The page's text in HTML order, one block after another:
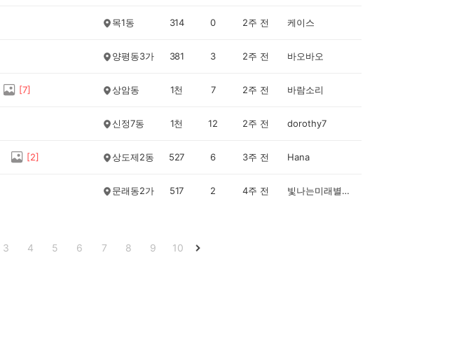
목1동 314 0 2주 전 케이스
양평동3가 381 3 2주 전 바오바오
[7] 상암동 1천 7 2주 전 바람소리
신정7동 1천 12 2주 전 dorothy7
[2] 상도제2동 527 6 3주 전 Hana
문래동2가 517 2 4주 전 빛나는미래별현자
3 4 5 6 7 8 9 10